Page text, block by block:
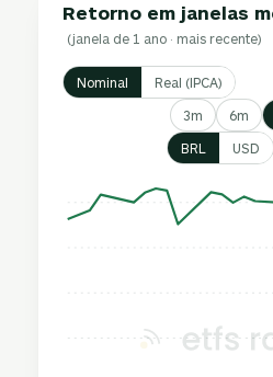
Retorno em janelas
(janela de 1 ano · mais recente)
Nominal Real (IPCA)
3m 6m
BRL USD